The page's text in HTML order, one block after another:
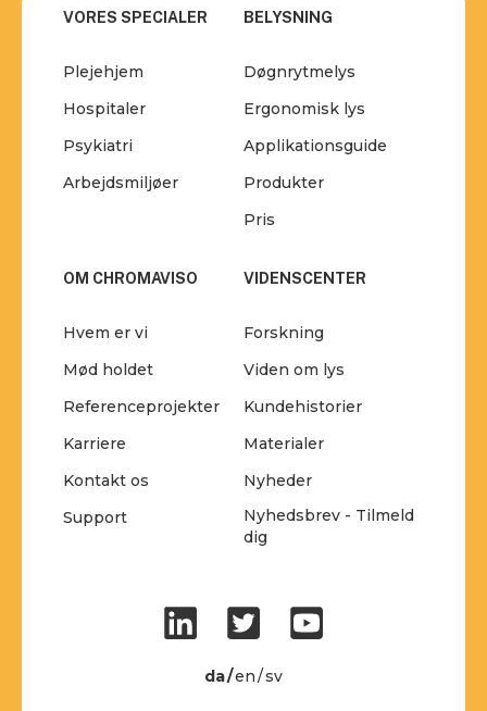
VORES SPECIALER
Plejehjem
Hospitaler
Psykiatri
Arbejdsmiljøer
BELYSNING
Døgnrytmelys
Ergonomisk lys
Applikationsguide
Produkter
Pris
OM CHROMAVISO
Hvem er vi
Mød holdet
Referenceprojekter
Karriere
Kontakt os
Support
VIDENSCENTER
Forskning
Viden om lys
Kundehistorier
Materialer
Nyheder
Nyhedsbrev - Tilmeld
dig
da en sv